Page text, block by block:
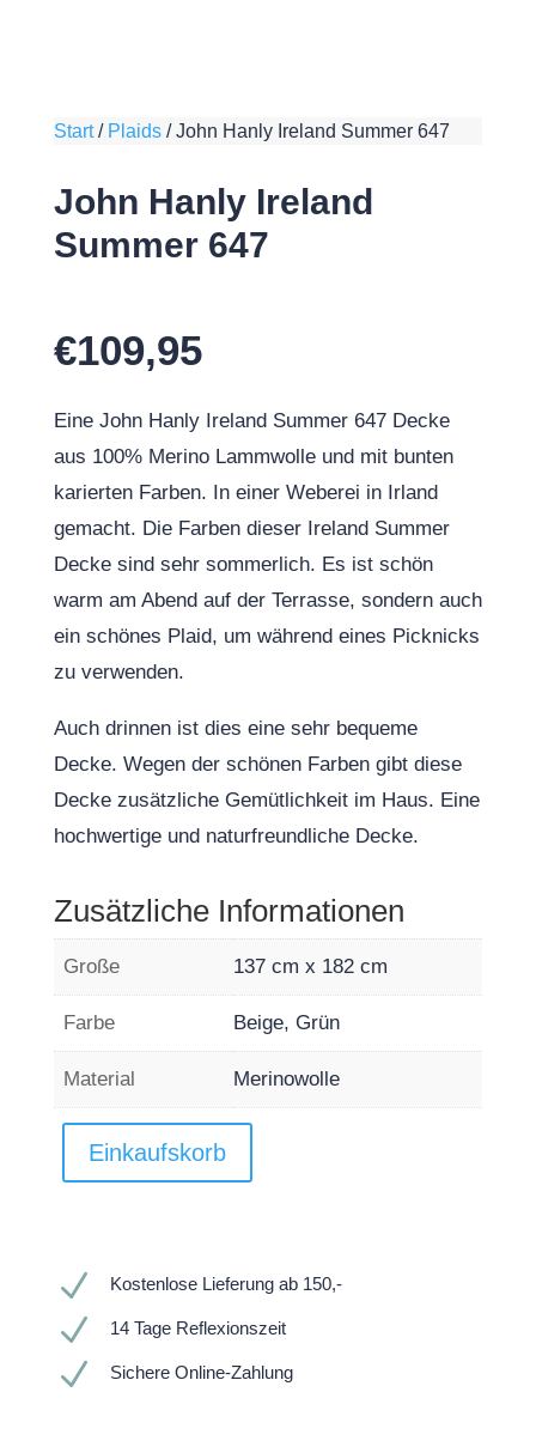
Start/ Plaids/John Hanly Ireland Summer 647
John Hanly Ireland
Summer 647
€109,95
Eine John Hanly Ireland Summer 647 Decke
aus 100% Merino Lammwolle und mit bunten
karierten Farben. In einer Weberei in Irland
gemacht. Die Farben dieser Ireland Summer
Decke sind sehr sommerlich. Es ist schön
warm am Abend auf der Terrasse, sondern auch
ein schönes Plaid, um während eines Picknicks
zu verwenden.
Auch drinnen ist dies eine sehr bequeme
Decke. Wegen der schönen Farben gibt diese
Decke zusätzliche Gemütlichkeit im Haus. Eine
hochwertige und naturfreundliche Decke.
Zusätzliche Informationen
Große 137 cm x 182 cm
Farbe Beige, Grün
Material Merinowolle
Einkaufskorb
N Kostenlose Lieferung ab 150,-
N 14 Tage Reflexionszeit
N Sichere Online-Zahlung